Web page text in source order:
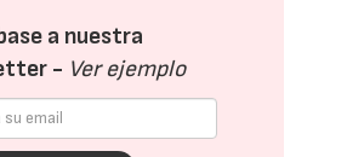
a nuestra
- Ver ejemplo